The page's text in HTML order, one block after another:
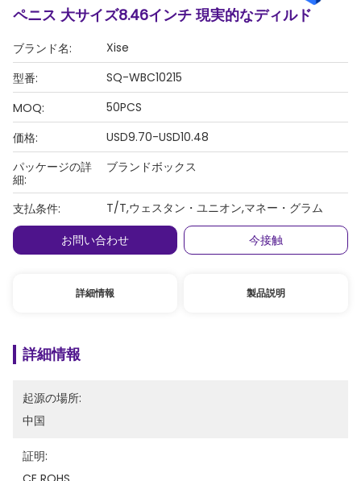
ペニス 大サイズ8.46インチ 現実的なディルド
ブランド名:
Xise
型番:
SQ-WBC10215
MOQ:
50PCS
価格:
USD9.70-USD10.48
パッケージの詳
細:
ブランドボックス
支払条件:
T/T,ウェスタン・ユニオン,マネー・グラム
お問い合わせ
今接触
詳細情報 製品説明
詳細情報
起源の場所:
中国
証明: